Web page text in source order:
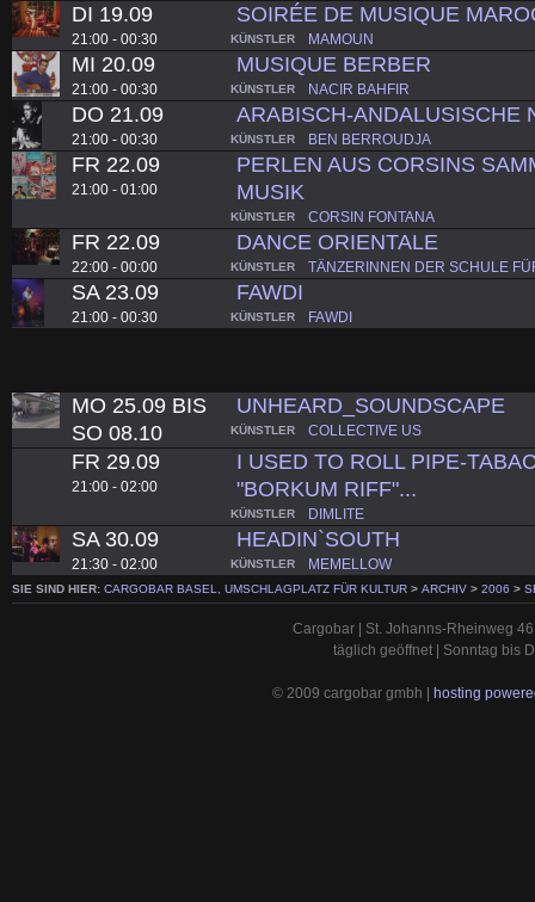
DI 19.09
21:00 - 00:30
SOIRÉE DE MUSIQUE
KÜNSTLER MAMOUN
MI 20.09
21:00 - 00:30
MUSIQUE BERBER
KÜNSTLER NACIR BAHFIR
DO 21.09
21:00 - 00:30
ARABISCH-ANDALUSISCHE
KÜNSTLER BEN BERROUDJA
FR 22.09
21:00 - 01:00
PERLEN AUS CORSINS
MUSIK
KÜNSTLER CORSIN FONTANA
FR 22.09
22:00 - 00:00
DANCE ORIENTALE
KÜNSTLER TÄNZERINNEN DER SCHULE
SA 23.09
21:00 - 00:30
FAWDI
KÜNSTLER FAWDI
MO 25.09 BIS
SO 08.10
UNHEARD_SOUNDSCAPE
KÜNSTLER COLLECTIVE US
FR 29.09
21:00 - 02:00
I USED TO ROLL PIPE-
"BORKUM RIFF"...
KÜNSTLER DIMLITE
SA 30.09
21:30 - 02:00
HEADIN`SOUTH
KÜNSTLER MEMELLOW
SIE SIND HIER: CARGOBAR BASEL, UMSCHLAGPLATZ FÜR KULTUR > ARCHIV > 2006 >
Cargobar | St. Johanns-Rheinweg
täglich geöffnet | Sonntag bis
© 2009 cargobar gmbh | hosting